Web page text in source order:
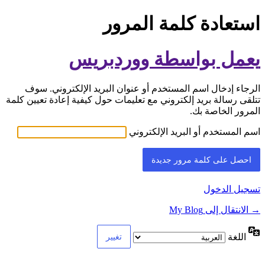
استعادة كلمة المرور
يعمل بواسطة ووردبريس
الرجاء إدخال اسم المستخدم أو عنوان البريد الإلكتروني. سوف
تتلقى رسالة بريد إلكتروني مع تعليمات حول كيفية إعادة تعيين كلمة
المرور الخاصة بك.
اسم المستخدم أو البريد الإلكتروني
تسجيل الدخول
→ الانتقال إلى My Blog
اللغة